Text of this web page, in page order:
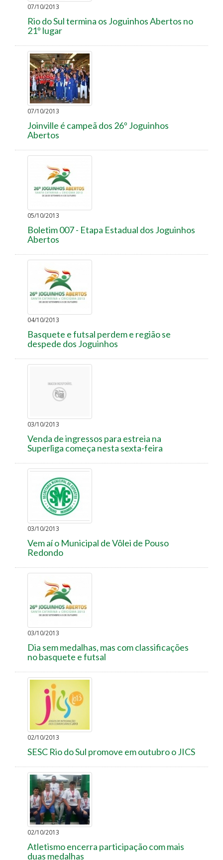
07/10/2013
Rio do Sul termina os Joguinhos Abertos no
21º lugar
07/10/2013
Joinville é campeã dos 26º Joguinhos
Abertos
05/10/2013
Boletim 007 - Etapa Estadual dos Joguinhos
Abertos
04/10/2013
Basquete e futsal perdem e região se
despede dos Joguinhos
03/10/2013
Venda de ingressos para estreia na
Superliga começa nesta sexta-feira
03/10/2013
Vem aí o Municipal de Vôlei de Pouso
Redondo
03/10/2013
Dia sem medalhas, mas com classificações
no basquete e futsal
02/10/2013
SESC Rio do Sul promove em outubro o JICS
02/10/2013
Atletismo encerra participação com mais
duas medalhas